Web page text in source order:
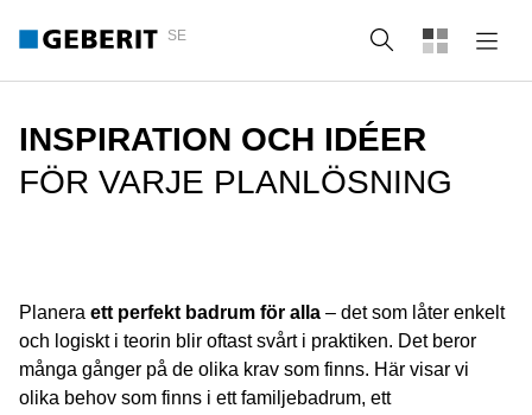
SE Sök
INSPIRATION OCH IDÉER
FÖR VARJE PLANLÖSNING
Planera ett perfekt badrum för alla – det som låter enkelt
och logiskt i teorin blir oftast svårt i praktiken. Det beror
många gånger på de olika krav som finns. Här visar vi
olika behov som finns i ett familjebadrum, ett